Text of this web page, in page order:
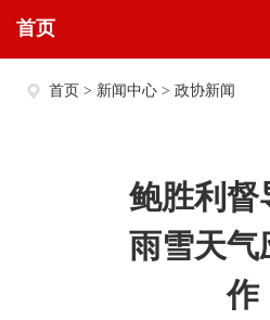
首页
首页 > 新闻中心 > 政协新闻
鲍胜利督
雨雪天气
作